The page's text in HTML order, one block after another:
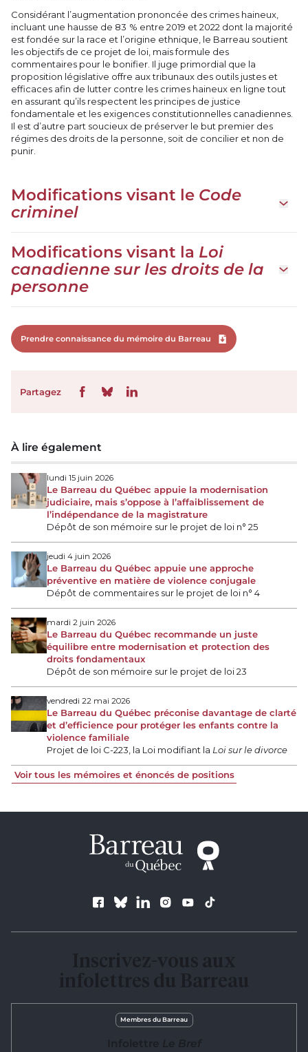
Considérant l’augmentation prononcée des crimes haineux,
incluant une hausse de 83 % entre 2019 et 2022 dont la majorité
est fondée sur la race et l’origine ethnique, le Barreau soutient
les objectifs de ce projet de loi, mais formule des
commentaires pour le bonifier. Il juge primordial que la
proposition législative offre aux tribunaux des outils justes et
efficaces afin de lutter contre les crimes haineux en ligne tout
en assurant qu’ils respectent les principes de justice
fondamentale et les exigences constitutionnelles canadiennes.
Il est d’autre part soucieux de préserver le but premier des
régimes des droits de la personne, soit de concilier et non de
punir.
Modifications visant le Code
criminel
Modifications visant la Loi
canadienne sur les droits de la
personne
Prendre connaissance du mémoire du Barreau Télécharger le fichier
Partagez
À lire également
lundi 15 juin 2026
Le Barreau du Québec appuie la modernisation
judiciaire, mais s’oppose à l’affaiblissement de
l’indépendance de la magistrature
Dépôt de son mémoire sur le projet de loi n° 25
jeudi 4 juin 2026
Le Barreau du Québec appuie une approche
préventive en matière de violence conjugale
Dépôt de commentaires sur le projet de loi n° 4
mardi 2 juin 2026
Le Barreau du Québec recommande un juste
équilibre entre modernisation et protection des
droits fondamentaux
Dépôt de son mémoire sur le projet de loi 23
vendredi 22 mai 2026
Le Barreau du Québec préconise davantage de clarté
et d’efficience pour protéger les enfants contre la
violence familiale
Projet de loi C-223, la Loi modifiant la Loi sur le divorce
Voir tous les mémoires et énoncés de positions
Suivez le Barreau
Membres du Barreau